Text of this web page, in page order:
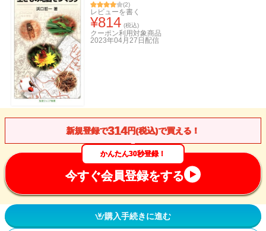
(2)
レビューを書く
¥814 (税込)
クーポン利用対象商品
2023年04月27日 配信
新規登録で314円(税込)で買える！
かんたん30秒登録！
今すぐ会員登録をする
購入手続きに進む